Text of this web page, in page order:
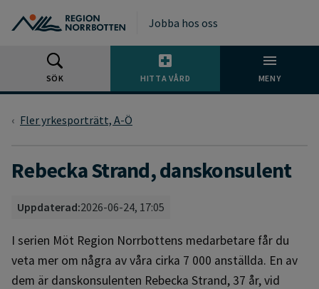
Jobba hos oss
SÖK HITTA VÅRD MENY
Fler yrkesporträtt, A-Ö
Rebecka Strand, danskonsulent
Uppdaterad:2026-06-24, 17:05
I serien Möt Region Norrbottens medarbetare får du
veta mer om några av våra cirka 7 000 anställda. En av
dem är danskonsulenten Rebecka Strand, 37 år, vid